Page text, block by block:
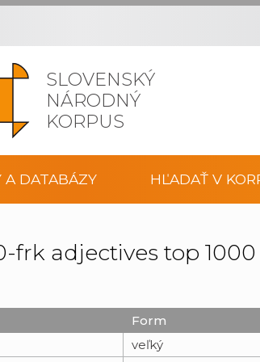
SLOVENSKÝ
NÁRODNÝ
KORPUS
A DATABÁZY HĽADAŤ V
frk adjectives top
Form
veľký